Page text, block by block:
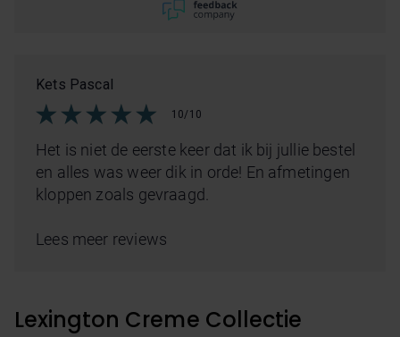
Kets Pascal
10/10
Het is niet de eerste keer dat ik bij jullie bestel
en alles was weer dik in orde! En afmetingen
kloppen zoals gevraagd.
Lees meer reviews
Lexington Creme Collectie